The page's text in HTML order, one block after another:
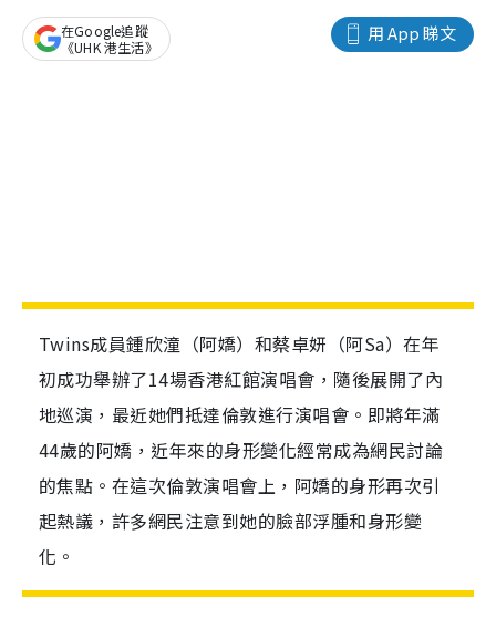
用 App 睇文
在Google追蹤
《UHK 港生活》
Twins成員鍾欣潼（阿嬌）和蔡卓妍（阿Sa）在年
初成功舉辦了14場香港紅館演唱會，隨後展開了內
地巡演，最近她們抵達倫敦進行演唱會。即將年滿
44歲的阿嬌，近年來的身形變化經常成為網民討論
的焦點。在這次倫敦演唱會上，阿嬌的身形再次引
起熱議，許多網民注意到她的臉部浮腫和身形變
化。